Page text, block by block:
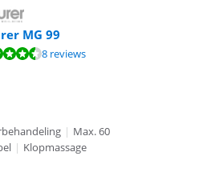
MG 99
op 8 reviews.
8 reviews
| Max. 60
| Klopmassage